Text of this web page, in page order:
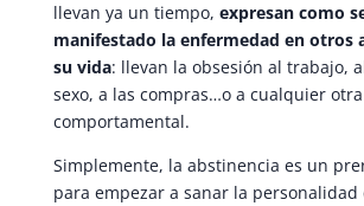
llevan ya un tiempo, expresan como
manifestado la enfermedad en otros
su vida: llevan la obsesión al trabajo,
sexo, a las compras…o a cualquier
comportamental.
Simplemente, la abstinencia es un
para empezar a sanar la personalidad